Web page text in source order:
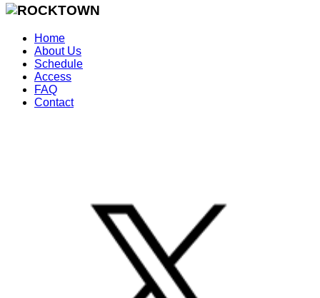
Home
About Us
Schedule
Access
FAQ
Contact